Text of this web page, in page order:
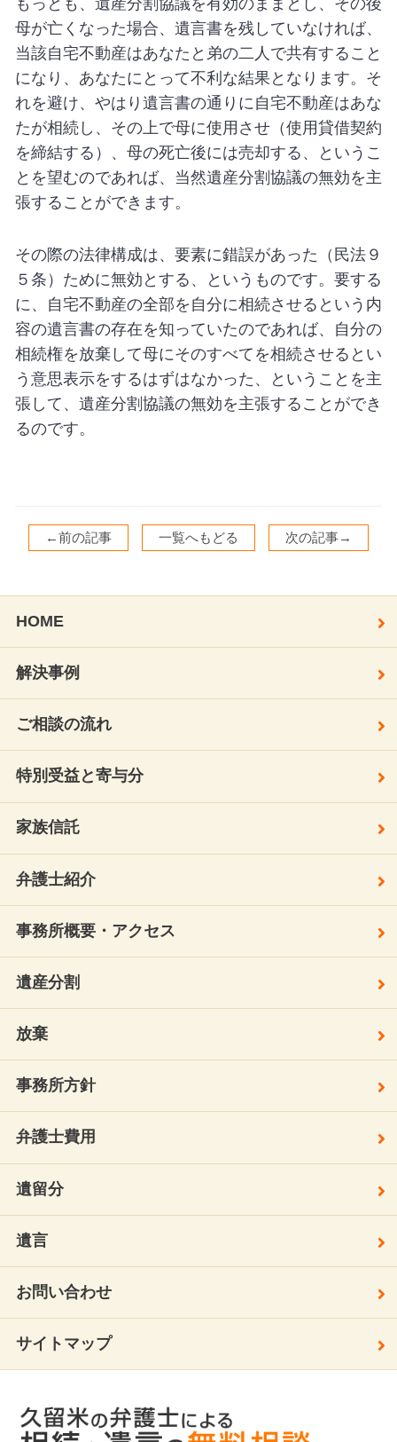
母が亡くなった場合、遺言書を残していなければ、
当該自宅不動産はあなたと弟の二人で共有すること
になり、あなたにとって不利な結果となります。そ
れを避け、やはり遺言書の通りに自宅不動産はあな
たが相続し、その上で母に使用させ（使用貸借契約
を締結する）、母の死亡後には売却する、というこ
とを望むのであれば、当然遺産分割協議の無効を主
張することができます。
その際の法律構成は、要素に錯誤があった（民法９
５条）ために無効とする、というものです。要する
に、自宅不動産の全部を自分に相続させるという内
容の遺言書の存在を知っていたのであれば、自分の
相続権を放棄して母にそのすべてを相続させるとい
う意思表示をするはずはなかった、ということを主
張して、遺産分割協議の無効を主張することができ
るのです。
←前の記事 一覧へもどる 次の記事→
HOME
解決事例
ご相談の流れ
特別受益と寄与分
家族信託
弁護士紹介
事務所概要・アクセス
遺産分割
放棄
事務所方針
弁護士費用
遺留分
遺言
お問い合わせ
サイトマップ